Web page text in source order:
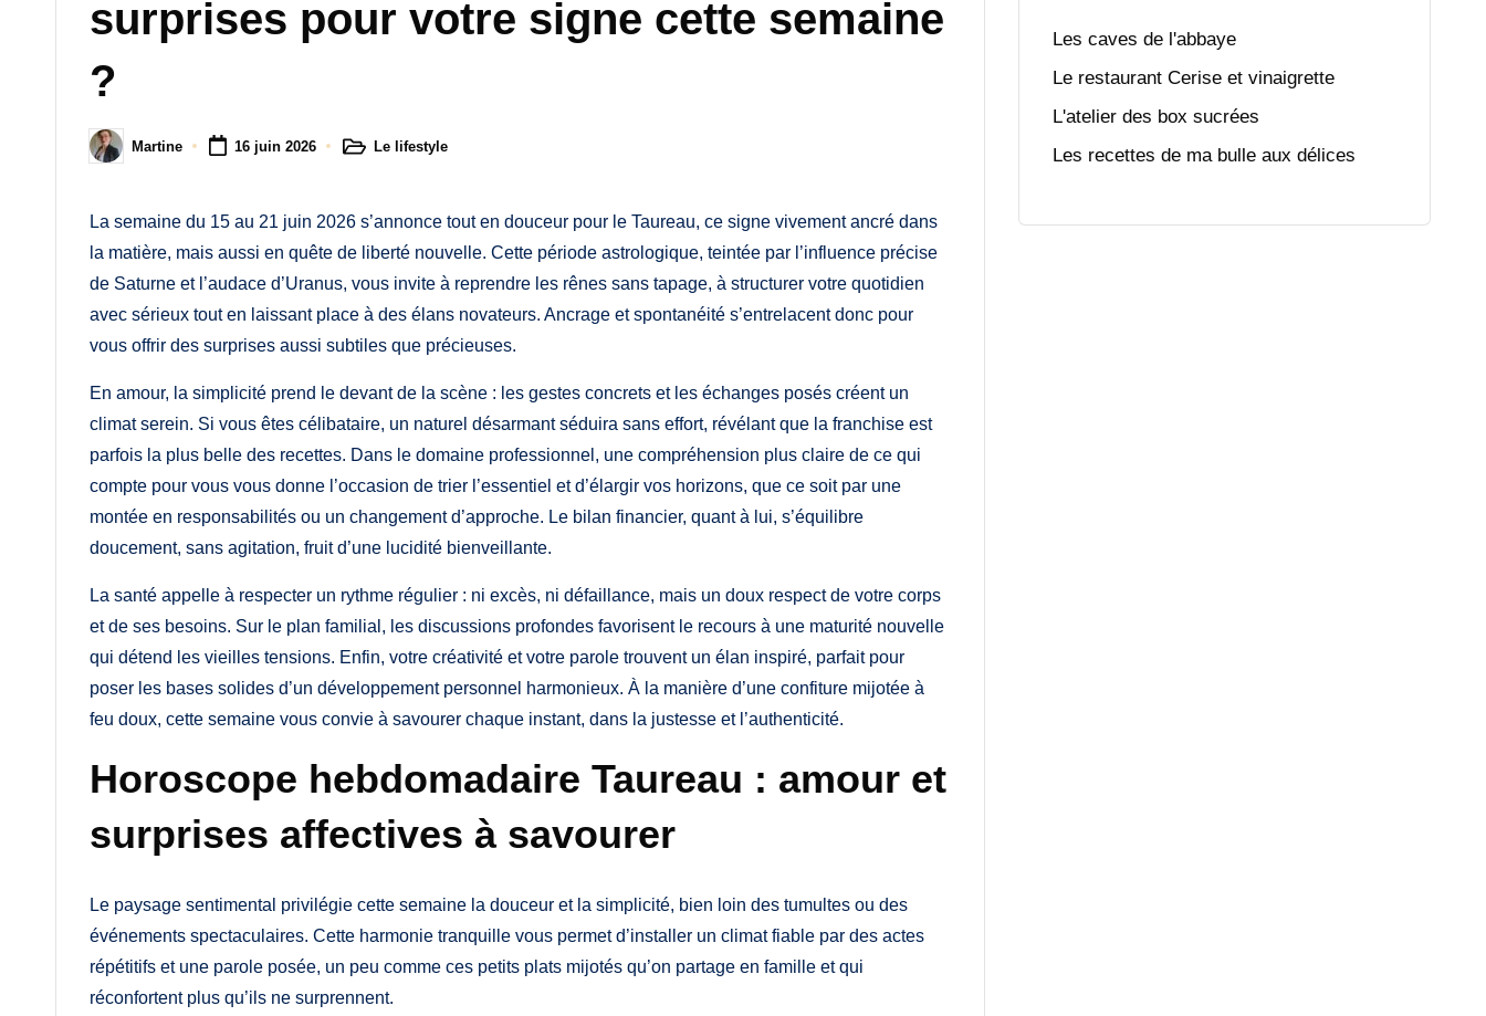
surprises pour votre signe cette semaine
?
PostedMartine 16 juin 2026
PostedLe lifestyle
La semaine du 15 au 21 juin 2026 s’annonce tout en douceur pour le Taureau, ce signe vivement ancré dans
la matière, mais aussi en quête de liberté nouvelle. Cette période astrologique, teintée par l’influence précise
de Saturne et l’audace d’Uranus, vous invite à reprendre les rênes sans tapage, à structurer votre quotidien
avec sérieux tout en laissant place à des élans novateurs. Ancrage et spontanéité s’entrelacent donc pour
vous offrir des surprises aussi subtiles que précieuses.
En amour, la simplicité prend le devant de la scène : les gestes concrets et les échanges posés créent un
climat serein. Si vous êtes célibataire, un naturel désarmant séduira sans effort, révélant que la franchise est
parfois la plus belle des recettes. Dans le domaine professionnel, une compréhension plus claire de ce qui
compte pour vous vous donne l’occasion de trier l’essentiel et d’élargir vos horizons, que ce soit par une
montée en responsabilités ou un changement d’approche. Le bilan financier, quant à lui, s’équilibre
doucement, sans agitation, fruit d’une lucidité bienveillante.
La santé appelle à respecter un rythme régulier : ni excès, ni défaillance, mais un doux respect de votre corps
et de ses besoins. Sur le plan familial, les discussions profondes favorisent le recours à une maturité nouvelle
qui détend les vieilles tensions. Enfin, votre créativité et votre parole trouvent un élan inspiré, parfait pour
poser les bases solides d’un développement personnel harmonieux. À la manière d’une confiture mijotée à
feu doux, cette semaine vous convie à savourer chaque instant, dans la justesse et l’authenticité.
Horoscope hebdomadaire Taureau : amour et
surprises affectives à savourer
Le paysage sentimental privilégie cette semaine la douceur et la simplicité, bien loin des tumultes ou des
événements spectaculaires. Cette harmonie tranquille vous permet d’installer un climat fiable par des actes
répétitifs et une parole posée, un peu comme ces petits plats mijotés qu’on partage en famille et qui
réconfortent plus qu’ils ne surprennent.
Les caves de l'abbaye
Le restaurant Cerise et vinaigrette
L'atelier des box sucrées
Les recettes de ma bulle aux délices